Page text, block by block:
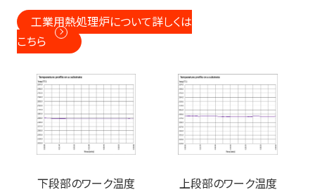
工業用熱処理炉について詳しくは
こちら
下段部のワーク温度 上段部のワーク温度